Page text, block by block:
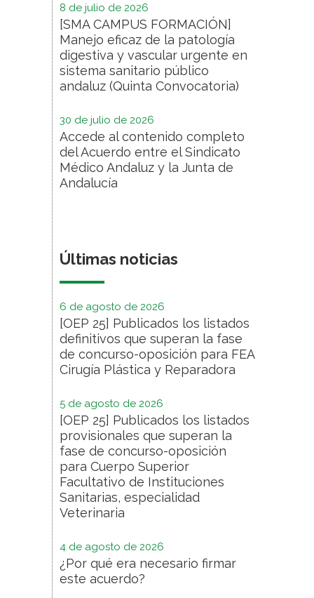
8 de julio de 2026
[SMA CAMPUS FORMACIÓN]
Manejo eficaz de la patología
digestiva y vascular urgente en
sistema sanitario público
andaluz (Quinta Convocatoria)
30 de julio de 2026
Accede al contenido completo
del Acuerdo entre el Sindicato
Médico Andaluz y la Junta de
Andalucía
Últimas noticias
6 de agosto de 2026
[OEP 25] Publicados los listados
definitivos que superan la fase
de concurso-oposición para FEA
Cirugía Plástica y Reparadora
5 de agosto de 2026
[OEP 25] Publicados los listados
provisionales que superan la
fase de concurso-oposición
para Cuerpo Superior
Facultativo de Instituciones
Sanitarias, especialidad
Veterinaria
4 de agosto de 2026
¿Por qué era necesario firmar
este acuerdo?